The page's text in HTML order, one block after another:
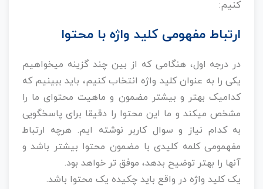
کنیم:
ارتباط مفهومی کلید واژه با محتوا
در درجه اول، هنگامی که از بین چند گزینه میخواهیم
یکی را به عنوان کلید واژه انتخاب کنیم، باید ببینیم که
کدامیک بهتر و بیشتر مضمون و ماهیت محتوای ما را
مشخص میکند و ما این محتوا را دقیقا برای پاسخگویی
به کدام نیاز و سوال کاربر نوشته ایم. هرچه ارتباط
مفهمومی کلمه کلیدی با مضمون محتوا بیشتر باشد و
آنها را بهتر توضیح بدهد، موفق تر خواهد بود.
یک کلید واژه در واقع باید چکیده یک محتوا باشد.